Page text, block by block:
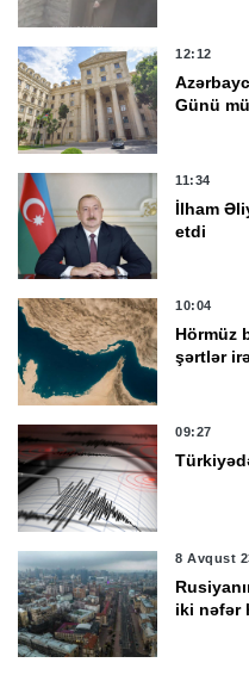
12:12
Günü
11:34
İlham
etdi
10:04
Hörmüz
şərtlər
09:27
8 Avqust
iki nəfər